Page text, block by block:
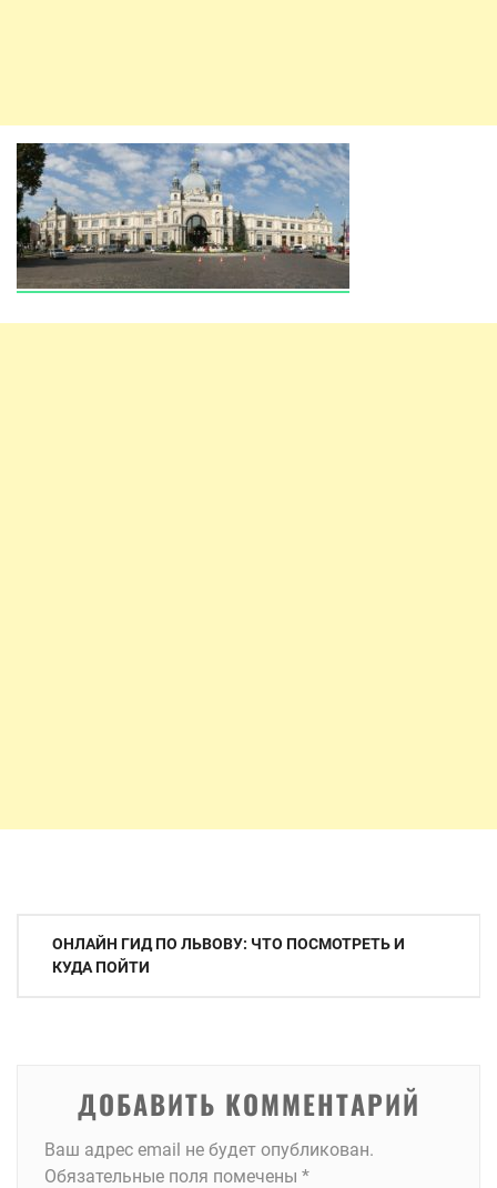
Навигация
ОНЛАЙН ГИД ПО ЛЬВОВУ: ЧТО ПОСМОТРЕТЬ И
КУДА ПОЙТИ
ДОБАВИТЬ КОММЕНТАРИЙ
Ваш адрес email не будет опубликован.
Обязательные поля помечены *